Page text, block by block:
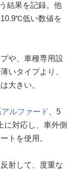
結果を記録。他
低い数値を
や、車種専用設
いタイプより、
大きい。
アルファード
、5
に対応し、車外側
トを使用。
射して、度重な